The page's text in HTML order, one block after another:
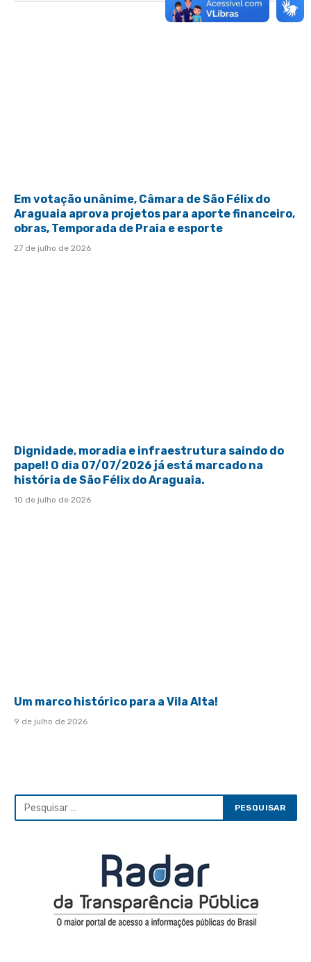
Em votação unânime, Câmara de São Félix do
Araguaia aprova projetos para aporte financeiro,
obras, Temporada de Praia e esporte
27 de julho de 2026
Dignidade, moradia e infraestrutura saindo do
papel! O dia 07/07/2026 já está marcado na
história de São Félix do Araguaia.
10 de julho de 2026
Um marco histórico para a Vila Alta!
9 de julho de 2026